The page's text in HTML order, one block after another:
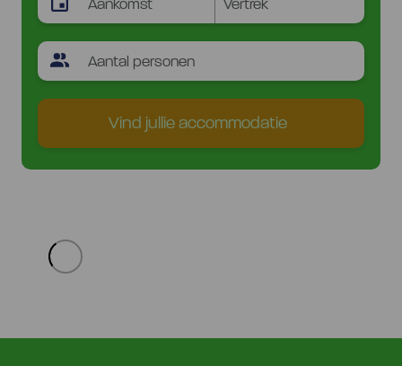
Vind jullie accommodatie